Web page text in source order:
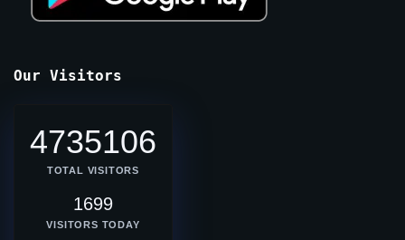
Our Visitors
4735106
TOTAL VISITORS
1699
VISITORS TODAY